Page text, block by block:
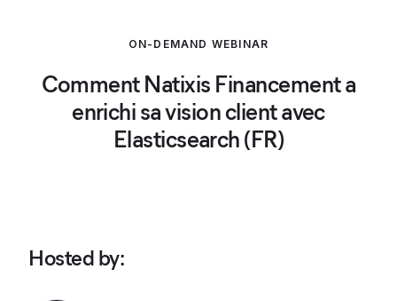
ON-DEMAND WEBINAR
Comment Natixis Financement a
enrichi sa vision client avec
Elasticsearch (FR)
Hosted by: